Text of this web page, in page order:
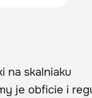
na skalniaku
je obficie i